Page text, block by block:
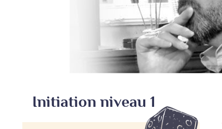
Initiation niveau 1